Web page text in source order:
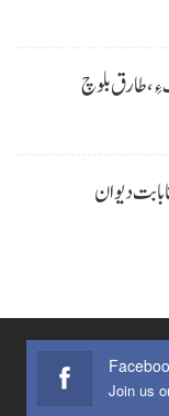
ءِ، طارق بلوچ
بابت دیوان